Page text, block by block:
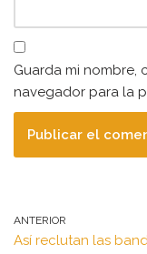
Guarda mi nombre,
navegador para la
ANTERIOR
Así reclutan las